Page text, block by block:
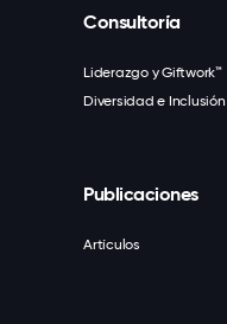
Consultoría
Liderazgo y Giftwork™
Diversidad e Inclusión
Publicaciones
Artículos